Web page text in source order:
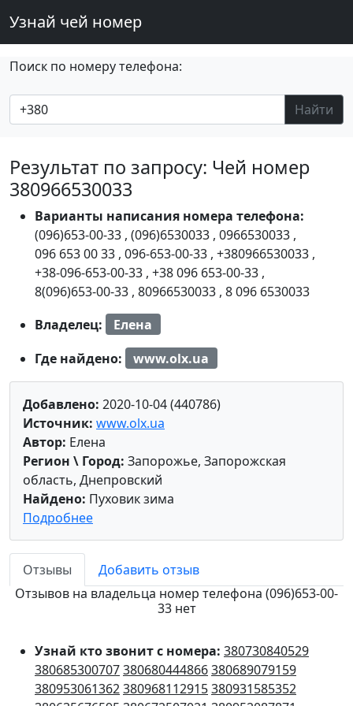
Узнай чей номер
Поиск по номеру телефона:
Найти
Результат по запросу: Чей номер
380966530033
Варианты написания номера телефона:
(096)653-00-33 , (096)6530033 , 0966530033 ,
096 653 00 33 , 096-653-00-33 , +380966530033 ,
+38-096-653-00-33 , +38 096 653-00-33 ,
8(096)653-00-33 , 80966530033 , 8 096 6530033
Владелец:
Елена
Где найдено:
www.olx.ua
Добавлено: 2020-10-04 (440786)
Источник: www.olx.ua
Автор: Елена
Регион \ Город: Запорожье, Запорожская
область, Днепровский
Найдено: Пуховик зима
Подробнее
Отзывы
Добавить отзыв
Отзывов на владельца номер телефона (096)653-00-
33 нет
Узнай кто звонит с номера: 380730840529
380685300707380680444866380689079159
380953061362380968112915380931585352